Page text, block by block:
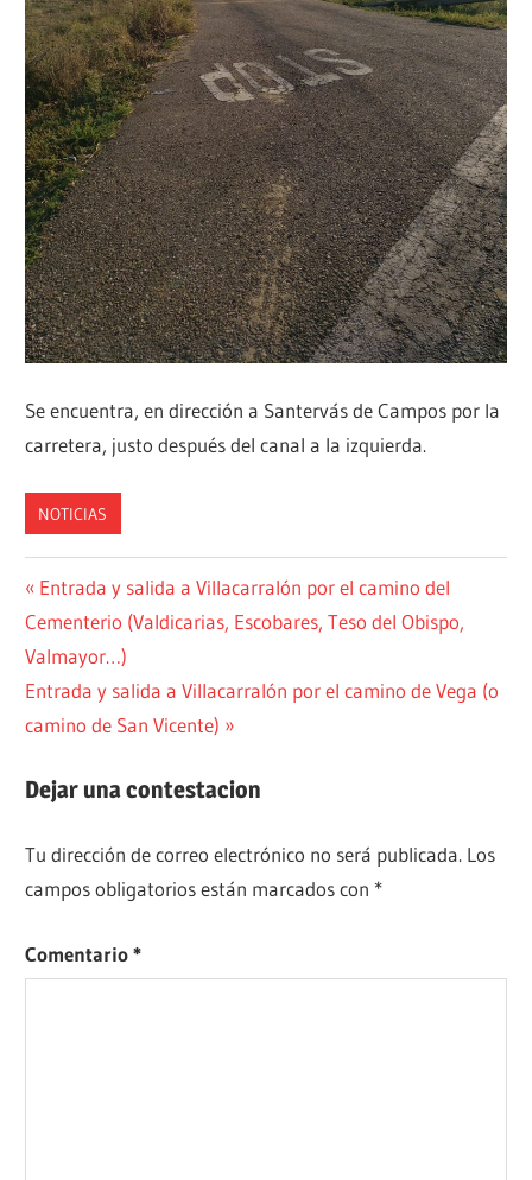
Se encuentra, en dirección a Santervás de Campos por la
carretera, justo después del canal a la izquierda.
NOTICIAS
Navegación
de
entradas
Entrada
anterior:
Entrada y salida a Villacarralón por el camino del
Cementerio (Valdicarias, Escobares, Teso del Obispo,
Valmayor…)
Siguiente
entrada:
Entrada y salida a Villacarralón por el camino de Vega (o
camino de San Vicente)
Dejar una contestacion
Tu dirección de correo electrónico no será publicada. Los
campos obligatorios están marcados con *
Comentario*